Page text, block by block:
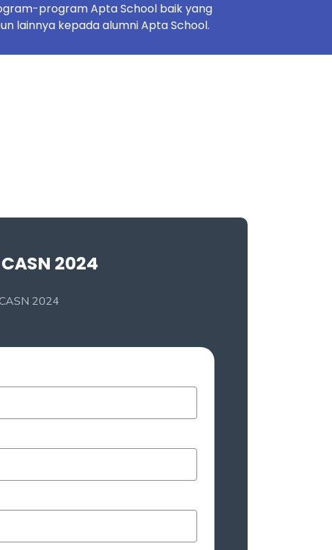
program Apta School baik yang
lainnya kepada alumni Apta School.
2024
2024